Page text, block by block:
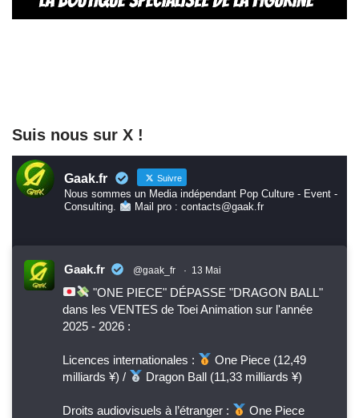
Suis nous sur X !
Gaak.fr Suivre
Nous sommes un Media indépendant Pop Culture - Event -
Consulting.
Mail pro : contacts@gaak.fr
Gaak.fr @gaak_fr · 13 Mai
"ONE PIECE" DÉPASSE "DRAGON BALL"
dans les VENTES de Toei Animation sur l'année
2025 - 2026 :
Licences internationales :
One Piece (12,49
milliards ¥) /
Dragon Ball (11,33 milliards ¥)
Droits audiovisuels à l’étranger :
One Piece